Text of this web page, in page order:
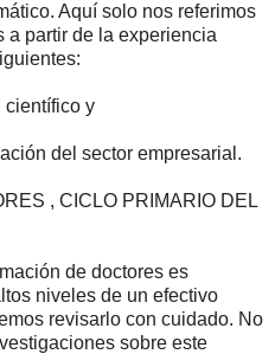
Aquí solo nos referimos
a partir de la experiencia
científico y
del sector empresarial.
, CICLO PRIMARIO DEL
de doctores es
niveles de un efectivo
revisarlo con cuidado. No
sobre este